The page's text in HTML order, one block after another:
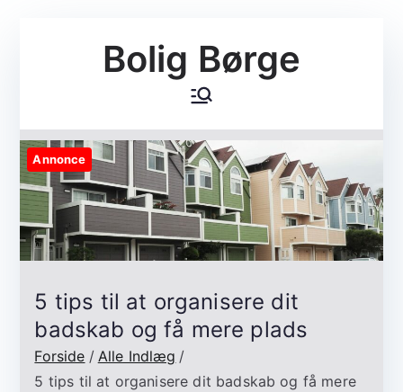
Bolig Børge
Annonce
5 tips til at organisere dit
badskab og få mere plads
Forside
Alle Indlæg
5 tips til at organisere dit badskab og få mere